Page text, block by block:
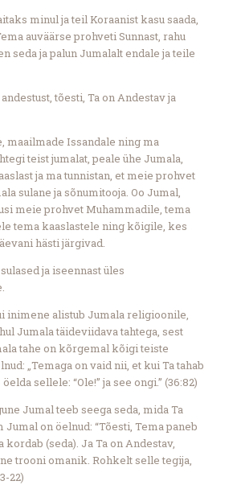
minul ja teil Koraanist kasu saada,
auväärse prohveti Sunnast, rahu
seda ja palun Jumalalt endale ja teile
tõesti, Ta on Andestav ja
maailmade Issandale ning ma
teist jumalat, peale ühe Jumala,
ja ma tunnistan, et meie prohvet
sulane ja sõnumitooja. Oo Jumal,
meie prohvet Muhammadile, tema
tema kaaslastele ning kõigile, kes
hästi järgivad.
ja iseennast üles
inimene alistub Jumala religioonile,
Jumala täideviidava tahtega, sest
tahe on kõrgemal kõigi teiste
„Temaga on vaid nii, et kui Ta tahab
sellele: “Ole!” ja see ongi.” (36:82)
Jumal teeb seega seda, mida Ta
on öelnud: “Tõesti, Tema paneb
kordab (seda). Ja Ta on Andestav,
trooni omanik. Rohkelt selle tegija,
22)